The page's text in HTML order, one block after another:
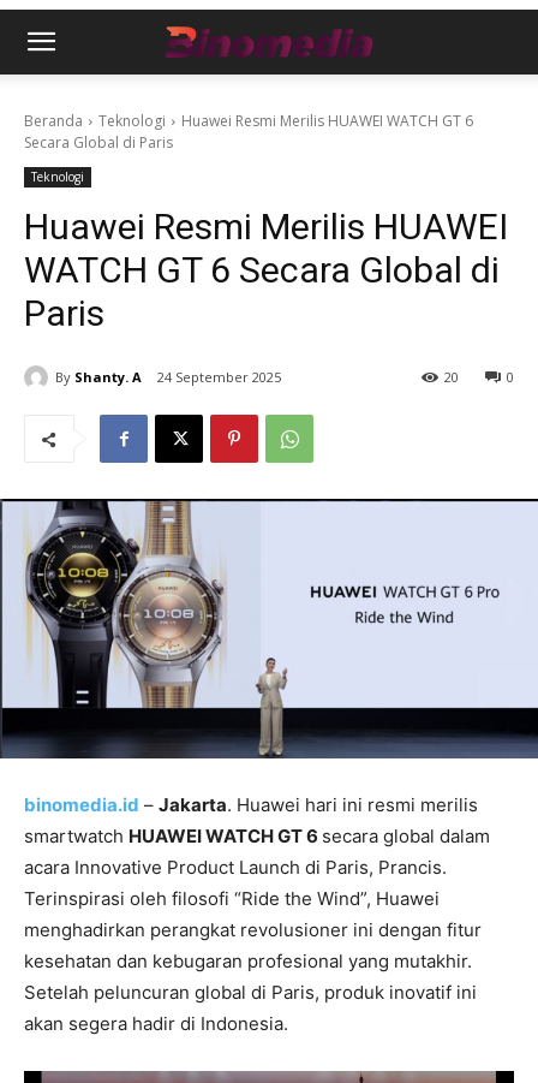
Beranda Teknologi
Huawei Resmi Merilis HUAWEI WATCH GT 6
Secara Global di Paris
Teknologi
Huawei Resmi Merilis HUAWEI
WATCH GT 6 Secara Global di
Paris
By Shanty. A 24 September 2025 0
20
binomedia.id – Jakarta. Huawei hari ini resmi merilis
smartwatch HUAWEI WATCH GT6 secara global dalam
acara Innovative Product Launch di Paris, Prancis.
Terinspirasi oleh filosofi “Ride the Wind”, Huawei
menghadirkan perangkat revolusioner ini dengan fitur
kesehatan dan kebugaran profesional yang mutakhir.
Setelah peluncuran global di Paris, produk inovatif ini
akan segera hadir di Indonesia.